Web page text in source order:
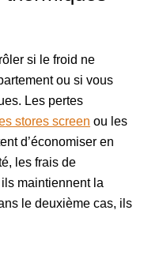
si le froid ne
ou si vous
Les pertes
stores screen ou les
d’économiser en
les frais de
maintiennent la
le deuxième cas, ils